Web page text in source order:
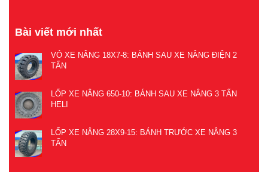
Bài viết mới nhất
VỎ XE NÂNG 18X7-8: BÁNH SAU XE NÂNG ĐIỆN 2
TẤN
LỐP XE NÂNG 650-10: BÁNH SAU XE NÂNG 3 TẤN
HELI
LỐP XE NÂNG 28X9-15: BÁNH TRƯỚC XE NÂNG 3
TẤN